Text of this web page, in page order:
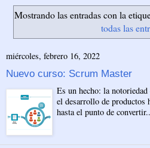
Mostrando las entradas con la
todas las
miércoles, febrero 16, 2022
Nuevo curso: Scrum Master
Es un hecho: la
el desarrollo de productos
hasta el punto de